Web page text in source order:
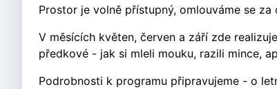
Prostor je volně přístupný, omlouváme se
V měsících květen, červen a září zde
předkové - jak si mleli mouku, razili mince,
Podrobnosti k programu připravujeme - o